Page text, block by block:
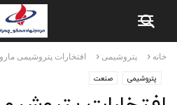
خانه پتروشیمی افتخارات پتروشیمی
پتروشیمی صنعت